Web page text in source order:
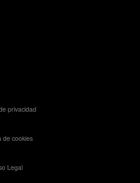
privacidad
de cookies
Legal